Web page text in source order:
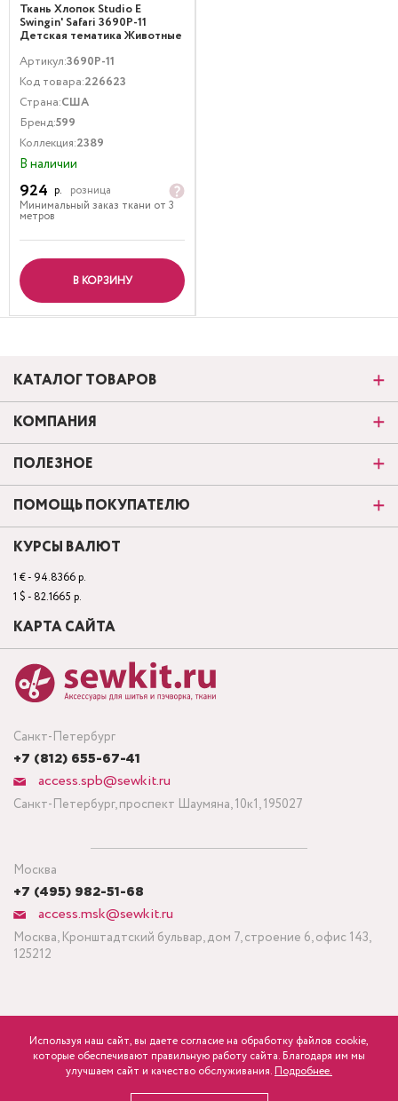
р. розница Минимальный заказ ткани от 3 метров
Ткань Хлопок Studio E
Swingin' Safari 3690P-11
Детская тематика Животные
Артикул:3690P-11
Код товара:226623
Страна:США
Бренд:599
Коллекция:2389
В наличии
924 р.
розница
Минимальный заказ ткани от 3
метров
В КОРЗИНУ
Санкт-Петербург
+7 (812) 655-67-41
access.spb@sewkit.ru
Санкт-Петербург, проспект Шаумяна, 10к1, 195027
Москва
+7 (495) 982-51-68
access.msk@sewkit.ru
Москва, Кронштадтский бульвар, дом 7, строение 6, офис 143,
125212
КАТАЛОГ ТОВАРОВ
КОМПАНИЯ
ПОЛЕЗНОЕ
ПОМОЩЬ ПОКУПАТЕЛЮ
КУРСЫ ВАЛЮТ
1 € - 94.8366 р.
1 $ - 82.1665 р.
КАРТА САЙТА
Политика конфиденциальности
ПОДПИСАТЬСЯ НА НОВОСТИ
Используя наш сайт, вы даете согласие на обработку файлов cookie,
которые обеспечивают правильную работу сайта. Благодаря им мы
улучшаем сайт и качество обслуживания. Подробнее.